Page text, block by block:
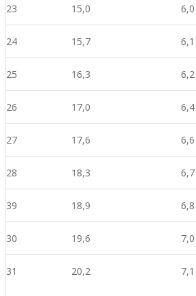
23 15,0 6,0
24 15,7 6,1
25 16,3 6,2
26 17,0 6,4
27 17,6 6,6
28 18,3 6,7
39 18,9 6,8
30 19,6 7,0
31 20,2 7,1